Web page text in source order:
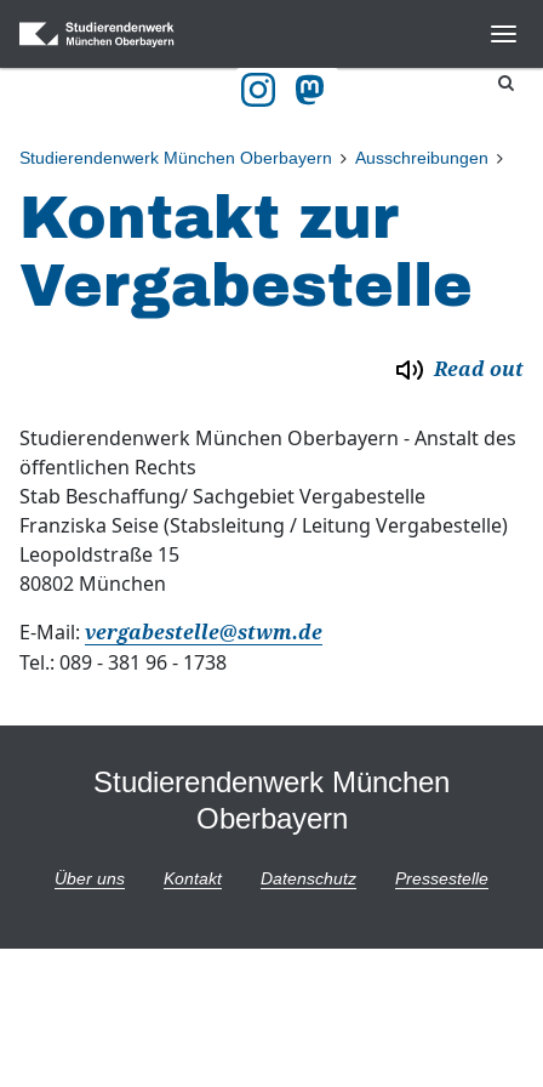
Studierendenwerk München Oberbayern Ausschreibungen
Kontakt zur
Vergabestelle
Read out
Studierendenwerk München Oberbayern - Anstalt des
öffentlichen Rechts
Stab Beschaffung/ Sachgebiet Vergabestelle
Franziska Seise (Stabsleitung / Leitung Vergabestelle)
Leopoldstraße 15
80802 München
E-Mail: vergabestelle@stwm.de
Tel.: 089 - 381 96 - 1738
Blog
Gastronomie
Halls of residence
BAföG
Kitas
Studying with a Disability
Publikationen & Downloads
Über uns
Stellenangebote
Studierendenwerk München
Oberbayern
Über uns Kontakt Datenschutz Pressestelle